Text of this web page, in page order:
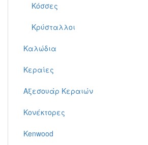
Κόσσες
Κρύσταλλοι
Καλώδια
Κεραίες
Αξεσουάρ Κεραιών
Κονέκτορες
Kenwood